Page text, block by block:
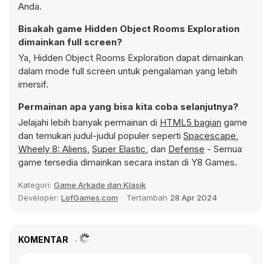
Anda.
Bisakah game Hidden Object Rooms Exploration
dimainkan full screen?
Ya, Hidden Object Rooms Exploration dapat dimainkan
dalam mode full screen untuk pengalaman yang lebih
imersif.
Permainan apa yang bisa kita coba selanjutnya?
Jelajahi lebih banyak permainan di HTML5 bagian game
dan temukan judul-judul populer seperti Spacescape,
Wheely 8: Aliens, Super Elastic, dan Defense - Semua
game tersedia dimainkan secara instan di Y8 Games.
Kategori: Game Arkade dan Klasik
Developer: LofGames.com Tertambah 28 Apr 2024
KOMENTAR